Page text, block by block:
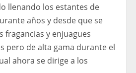
llenando los estantes de
años y desde que se
fragancias y enjuagues
pero de alta gama durante el
ahora se dirige a los